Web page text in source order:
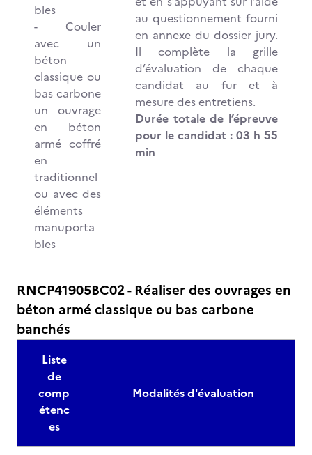
bles
- Couler
avec un
béton
classique ou
bas carbone
un ouvrage
en béton
armé coffré
en
traditionnel
ou avec des
éléments
manuporta
bles
au questionnement fourni
en annexe du dossier jury.
Il complète la grille
d’évaluation de chaque
candidat au fur et à
mesure des entretiens.
Durée totale de l’épreuve
pour le candidat : 03 h 55
min
RNCP41905BC02 - Réaliser des ouvrages en
béton armé classique ou bas carbone
banchés
Liste
de
comp
étenc
es
Modalités d'évaluation